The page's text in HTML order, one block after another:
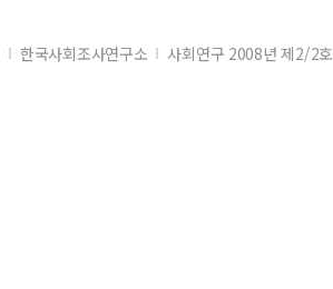
한국사회조사연구소 사회연구 2008년 제2/2호